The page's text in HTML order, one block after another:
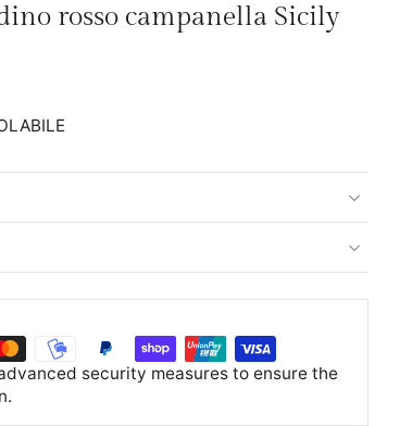
rosso campanella Sicily
security measures to ensure the